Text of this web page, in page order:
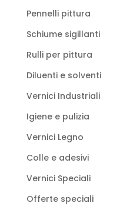
Pennelli pittura
Schiume sigillanti
Rulli per pittura
Diluenti e solventi
Vernici Industriali
Igiene e pulizia
Vernici Legno
Colle e adesivi
Vernici Speciali
Offerte speciali